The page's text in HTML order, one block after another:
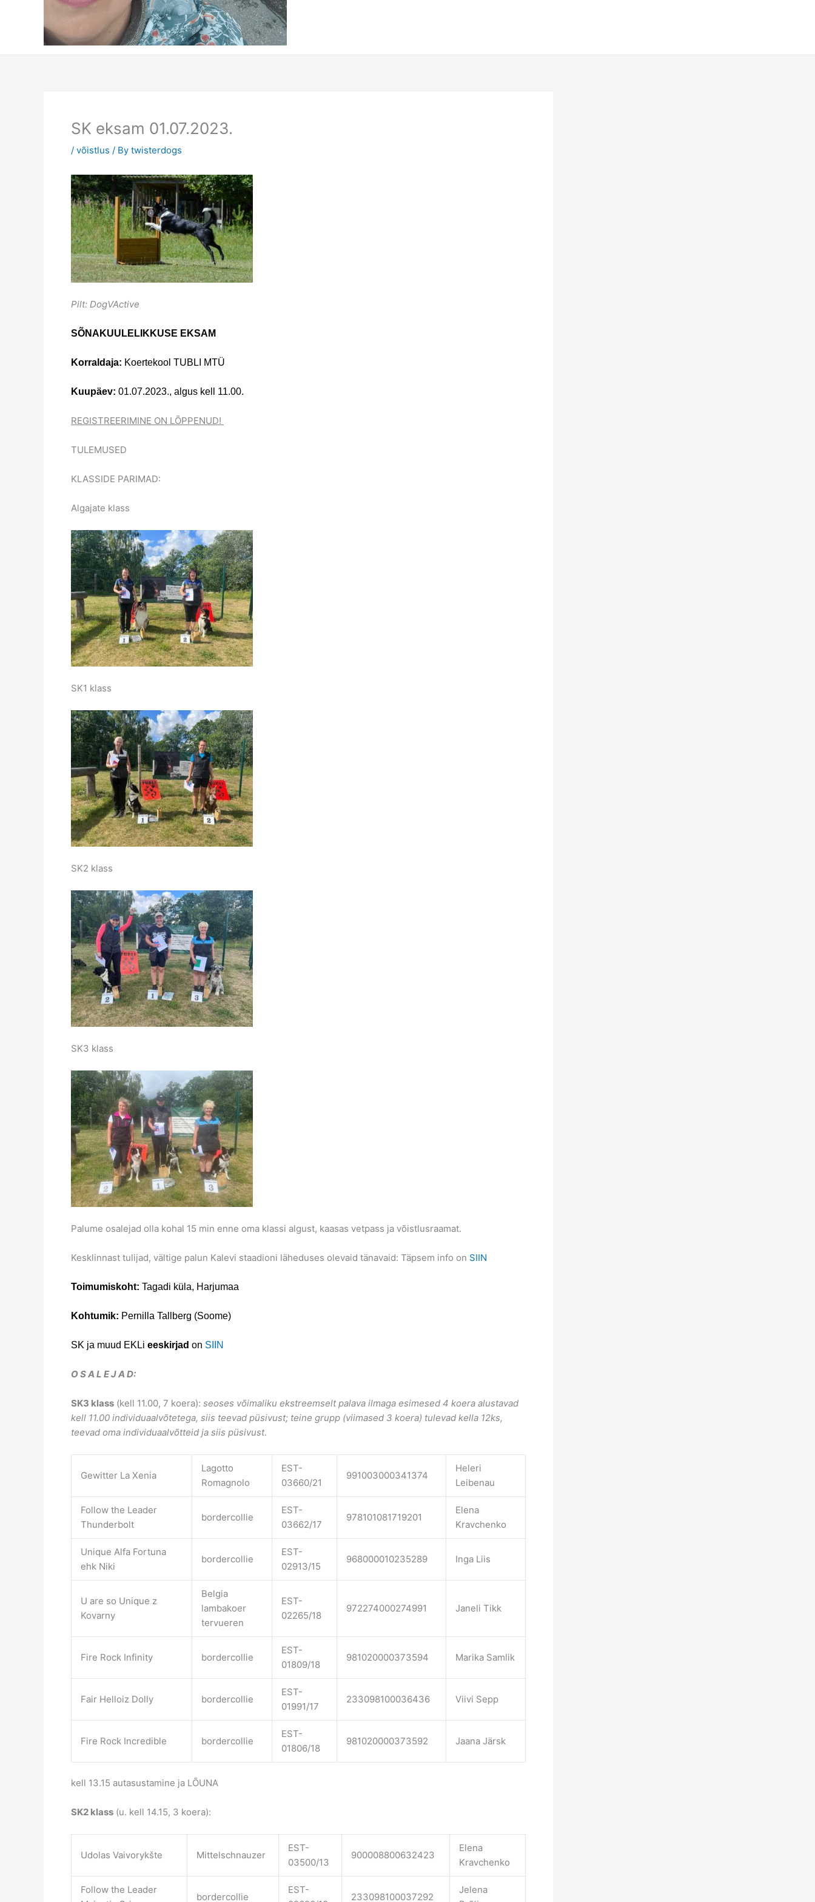
SK eksam 01.07.2023.
/ võistlus / By twisterdogs
Pilt: DogVActive
SÕNAKUULELIKKUSE EKSAM
Korraldaja: Koertekool TUBLI MTÜ
Kuupäev: 01.07.2023., a lgus kell 11.00.
REGISTREERIMINE ON LÕPPENUD!
TULEMUSED
KLASSIDE PARIMAD:
Algajate klass
SK1 klass
SK2 klass
SK3 klass
Palume osalejad olla kohal 15 min enne oma klassi algust, kaasas vetpass ja võistlusraamat.
Kesklinnast tulijad, vältige palun Kalevi staadioni läheduses olevaid tänavaid: Täpsem info on SIIN
Toimumiskoht: Tagadi küla, Harjumaa
Kohtumik: Pernilla Tallberg (Soome)
SK ja muud EKLi eeskirjad on SIIN
O S A L E J A D:
SK3 klass (kell 11.00, 7 koera): seoses võimaliku ekstreemselt palava ilmaga esimesed 4 koera alustavad
kell 11.00 individuaalvõtetega, siis teevad püsivust; teine grupp (viimased 3 koera) tulevad kella 12ks,
teevad oma individuaalvõtteid ja siis püsivust.
Gewitter La Xenia
Lagotto
Romagnolo
EST-
03660/21
991003000341374
Heleri
Leibenau
Follow the Leader
Thunderbolt
bordercollie
EST-
03662/17
978101081719201
Elena
Kravchenko
Unique Alfa Fortuna
ehk Niki
bordercollie
EST-
02913/15
968000010235289 Inga Liis
U are so Unique z
Kovarny
Belgia
lambakoer
tervueren
EST-
02265/18
972274000274991 Janeli Tikk
Fire Rock Infinity bordercollie
EST-
01809/18
981020000373594 Marika Samlik
Fair Helloiz Dolly bordercollie
EST-
01991/17
233098100036436 Viivi Sepp
Fire Rock Incredible bordercollie
EST-
01806/18
981020000373592 Jaana Järsk
kell 13.15 autasustamine ja LÕUNA
SK2 klass (u. kell 14.15, 3 koera):
Udolas Vaivorykšte Mittelschnauzer
EST-
03500/13
900008800632423
Elena
Kravchenko
Follow the Leader
bordercollie
EST-
233098100037292
Jelena